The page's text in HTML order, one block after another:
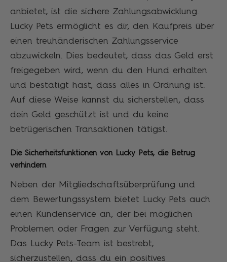
anbietet, ist die sichere Zahlungsabwicklung.
Lucky Pets ermöglicht es dir, den Kaufpreis über
einen treuhänderischen Zahlungsservice
abzuwickeln. Dies bedeutet, dass das Geld erst
freigegeben wird, wenn du den Hund erhalten
und bestätigt hast, dass alles in Ordnung ist.
Auf diese Weise kannst du sicherstellen, dass
dein Geld geschützt ist und du keine
betrügerischen Transaktionen tätigst.
Die Sicherheitsfunktionen von Lucky Pets, die Betrug
verhindern
Neben der Mitgliedschaftsüberprüfung und
dem Bewertungssystem bietet Lucky Pets auch
einen Kundenservice an, der bei möglichen
Problemen oder Fragen zur Verfügung steht.
Das Lucky Pets-Team ist bestrebt,
sicherzustellen, dass du ein positives